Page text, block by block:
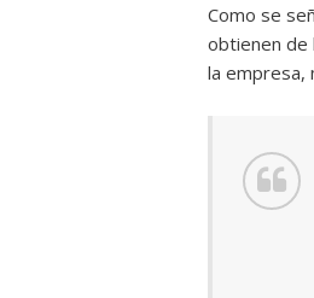
Como se
obtienen de
la empresa,